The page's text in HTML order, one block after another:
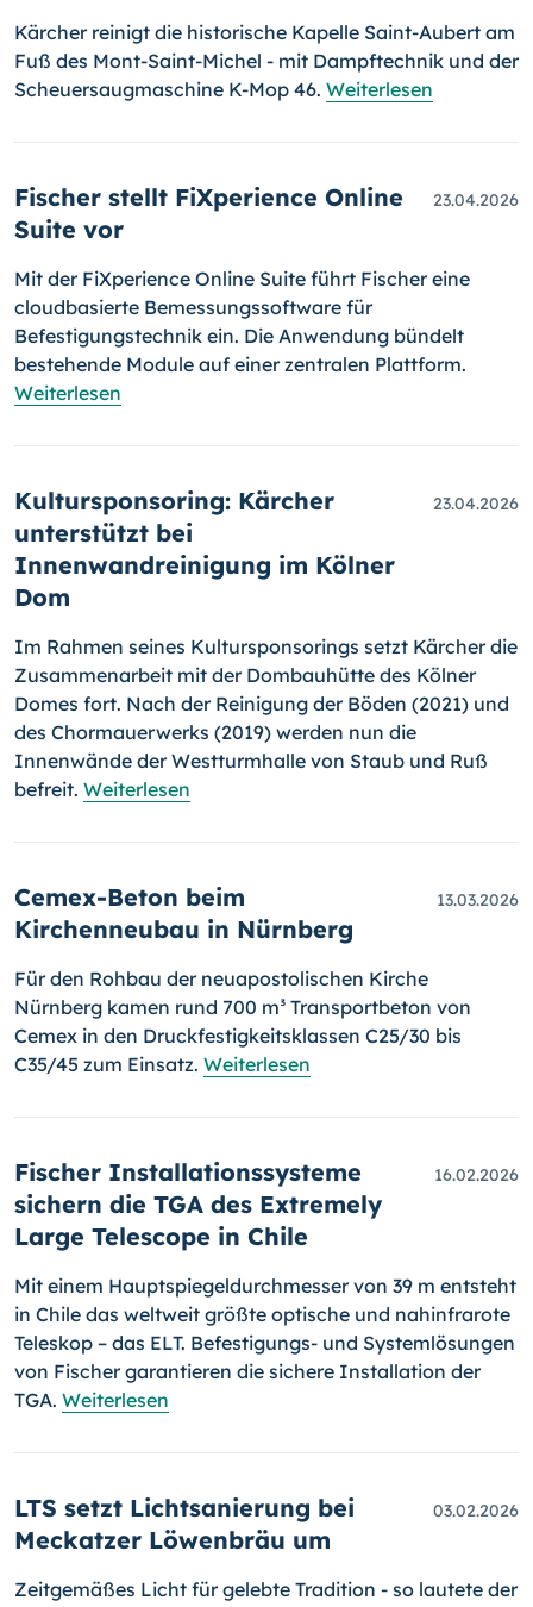
Kärcher reinigt die historische Kapelle Saint-Aubert am
Fuß des Mont-Saint-Michel - mit Dampftechnik und der
Scheuersaugmaschine K-Mop 46. Weiterlesen
Fischer stellt FiXperience Online
Suite vor
23.04.2026
Mit der FiXperience Online Suite führt Fischer eine
cloudbasierte Bemessungssoftware für
Befestigungstechnik ein. Die Anwendung bündelt
bestehende Module auf einer zentralen Plattform.
Weiterlesen
Kultursponsoring: Kärcher
unterstützt bei
Innenwandreinigung im Kölner
Dom
23.04.2026
Im Rahmen seines Kultursponsorings setzt Kärcher die
Zusammenarbeit mit der Dombauhütte des Kölner
Domes fort. Nach der Reinigung der Böden (2021) und
des Chormauerwerks (2019) werden nun die
Innenwände der Westturmhalle von Staub und Ruß
befreit. Weiterlesen
Cemex-Beton beim
Kirchenneubau in Nürnberg
13.03.2026
Für den Rohbau der neuapostolischen Kirche
Nürnberg kamen rund 700 m³ Transportbeton von
Cemex in den Druckfestigkeitsklassen C25/30 bis
C35/45 zum Einsatz. Weiterlesen
Fischer Installationssysteme
sichern die TGA des Extremely
Large Telescope in Chile
16.02.2026
Mit einem Hauptspiegeldurchmesser von 39 m entsteht
in Chile das weltweit größte optische und nahinfrarote
Teleskop – das ELT. Befestigungs- und Systemlösungen
von Fischer garantieren die sichere Installation der
TGA. Weiterlesen
LTS setzt Lichtsanierung bei
Meckatzer Löwenbräu um
03.02.2026
Zeitgemäßes Licht für gelebte Tradition - so lautete der